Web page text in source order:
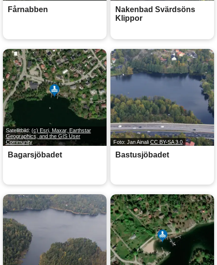
Fårnabben
Nakenbad Svärdsöns
Klippor
Satellitbild: (c) Esri, Maxar, Earthstar
Geographics, and the GIS User
Community
Bagarsjöbadet
Foto: Jan Ainali CC BY-SA 3.0
Bastusjöbadet